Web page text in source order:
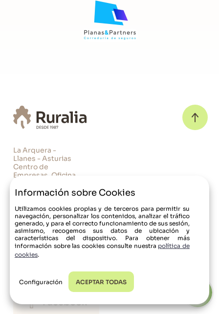
Casas Rurales
Promociones
Blog
Contacto
Acceso
La Arquera -
Llanes - Asturias
Centro de
Empresas, Oficina
Asturias
+34 620 178 260
(WhatsApp)
+34 620 180 427
Instagram
Facebook
Información sobre Cookies
Utilizamos cookies propias y de terceros para permitir su
navegación, personalizar los contenidos, analizar el tráfico
generado, y para el correcto funcionamiento de sus sesión,
asimismo, recogemos sus datos de ubicación y
características del dispositivo. Para obtener más
información sobre las cookies consulte nuestra política de
cookies.
Configuración ACEPTAR TODAS